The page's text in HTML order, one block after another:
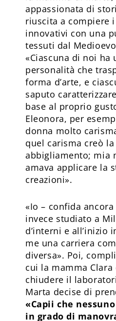
appassionata di
riuscita a compiere
innovativi con una
tessuti dal
«Ciascuna di noi ha
personalità che
forma d’arte, e
saputo
base al proprio
Eleonora, per
donna molto
quel carisma creò
abbigliamento; mia
amava applicare la
creazioni».
«Io – confida ancora
invece studiato a
d’interni e all’inizio
me una carriera
diversa». Poi,
cui la mamma
chiudere il
Marta decise di
«Capii che
in grado di